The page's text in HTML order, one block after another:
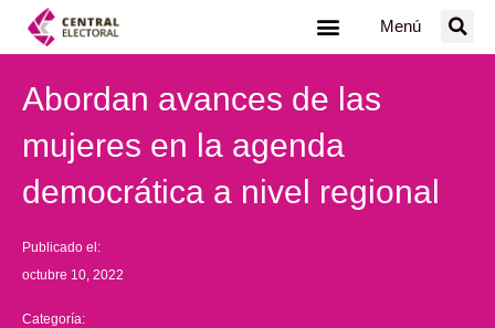
Menú
Abordan avances de las
mujeres en la agenda
democrática a nivel regional
Publicado el:
octubre 10, 2022
Categoría: